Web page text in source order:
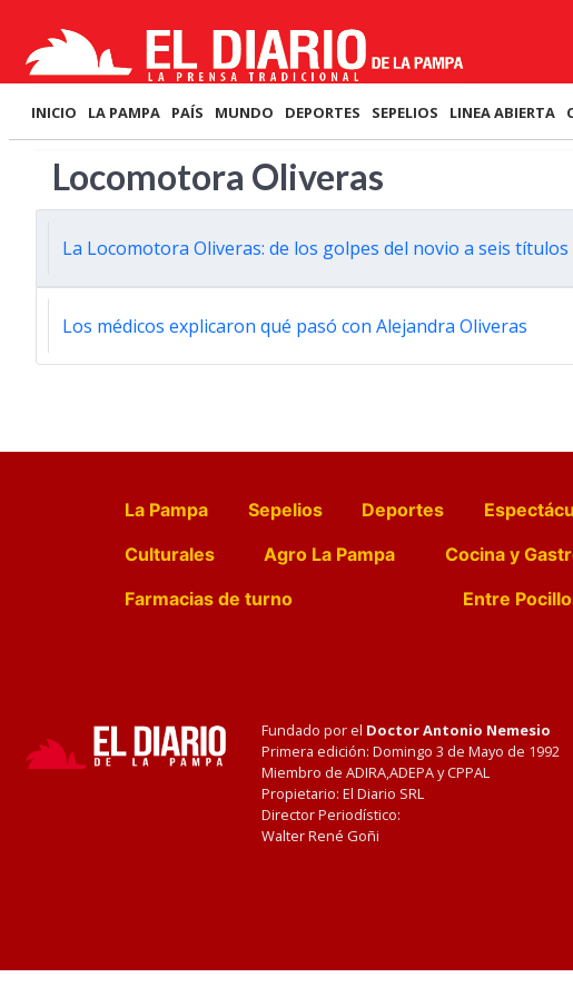
INICIO LA PAMPA PAÍS MUNDO DEPORTES SEPELIOS LINEA ABIERTA
Locomotora Oliveras
La Locomotora Oliveras: de los golpes del novio a seis
Los médicos explicaron qué pasó con Alejandra Oliveras
La Pampa Sepelios Deportes
Culturales
Agro La Pampa Cocina y
Farmacias de turno
Entre
Fundado por el Doctor Antonio Nemesio
Primera edición: Domingo 3 de Mayo de 1992
Miembro de ADIRA,ADEPA y CPPAL
Propietario: El Diario SRL
Director Periodístico:
Walter René Goñi